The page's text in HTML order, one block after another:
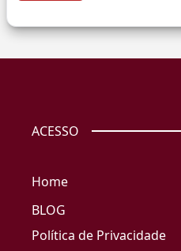
ACESSO
Home
BLOG
Política de Privacidade